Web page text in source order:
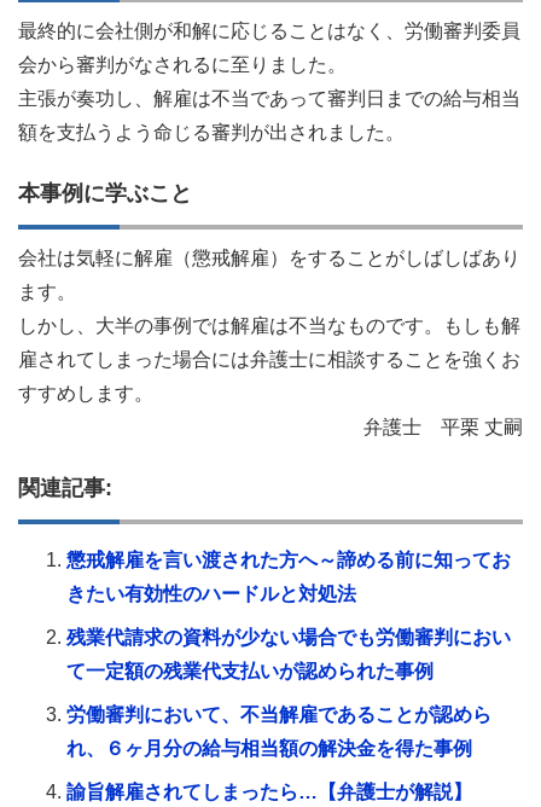
最終的に会社側が和解に応じることはなく、労働審判委員
会から審判がなされるに至りました。
主張が奏功し、解雇は不当であって審判日までの給与相当
額を支払うよう命じる審判が出されました。
本事例に学ぶこと
会社は気軽に解雇（懲戒解雇）をすることがしばしばあり
ます。
しかし、大半の事例では解雇は不当なものです。もしも解
雇されてしまった場合には弁護士に相談することを強くお
すすめします。
弁護士 平栗 丈嗣
関連記事:
懲戒解雇を言い渡された方へ～諦める前に知ってお
きたい有効性のハードルと対処法
残業代請求の資料が少ない場合でも労働審判におい
て一定額の残業代支払いが認められた事例
労働審判において、不当解雇であることが認めら
れ、６ヶ月分の給与相当額の解決金を得た事例
諭旨解雇されてしまったら…【弁護士が解説】